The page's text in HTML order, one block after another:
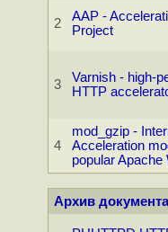
2
AAP -
Project
3
Varnish - high-
HTTP
4
mod_gzip -
Acceleration
popular Apache
Архив